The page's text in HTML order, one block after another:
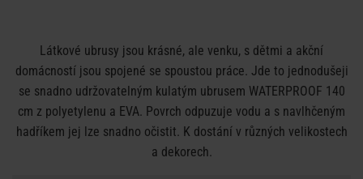
Látkové ubrusy jsou krásné, ale venku, s dětmi a akční
domácností jsou spojené se spoustou práce. Jde to jednodušeji
se snadno udržovatelným kulatým ubrusem WATERPROOF 140
cm z polyetylenu a EVA. Povrch odpuzuje vodu a s navlhčeným
hadříkem jej lze snadno očistit. K dostání v různých velikostech
a dekorech.